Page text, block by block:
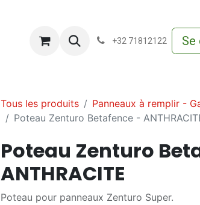
Conditions-generales-de-vente
+32 71812122 Se
Tous les produits
Panneaux à remplir -
Poteau Zenturo Betafence -
Poteau Zenturo
ANTHRACITE
Poteau pour panneaux Zenturo Super.